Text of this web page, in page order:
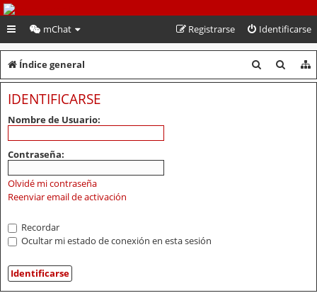
PeruVoley.com
mChat Identificarse
Registrarse
Índice general
u
u
IDENTIFICARSE
Nombre de Usuario:
Contraseña:
Olvidé mi contraseña
Reenviar email de activación
Recordar
Ocultar mi estado de conexión en esta sesión